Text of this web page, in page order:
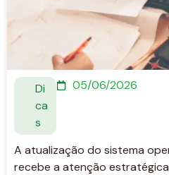
Di
ca
s
05/06/2026
A atualização do sistema
recebe a atenção